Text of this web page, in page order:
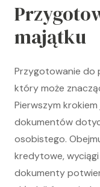
majątku
Przygotowanie do
który może
Pierwszym
dokumentów
osobistego.
kredytowe,
dokumenty